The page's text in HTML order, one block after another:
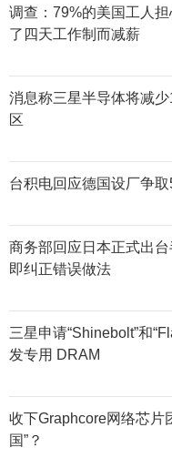
调查：79%的美国工人
了四天工作制而减薪
消息称三星半导体将减
区
台积电回应德国设厂争
商务部回应日本正式出
即纠正错误做法
三星申请“Shinebolt”和
发专用 DRAM
收下Graphcore网络芯片
国”？